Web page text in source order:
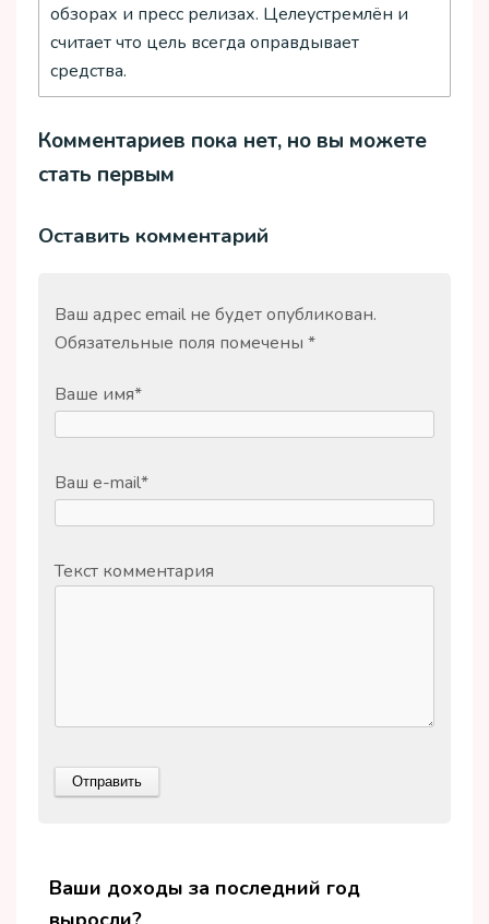
обзорах и пресс релизах. Целеустремлён и
считает что цель всегда оправдывает
средства.
Комментариев пока нет, но вы можете
стать первым
Оставить комментарий
Ваш адрес email не будет опубликован.
Обязательные поля помечены *
Ваше имя*
Ваш e-mail*
Текст комментария
Ваши доходы за последний год